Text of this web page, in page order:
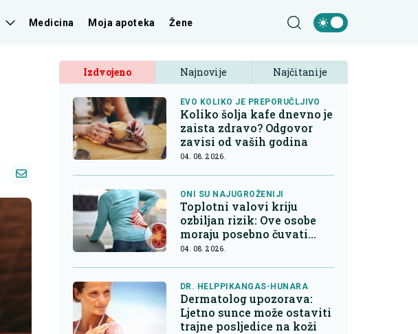
Medicina Moja apoteka Žene
Izdvojeno Najnovije Najčitanije
EVO KOLIKO JE PREPORUČLJIVO
Koliko šolja kafe dnevno je
zaista zdravo? Odgovor
zavisi od vaših godina
04. 08. 2026.
ONI SU NAJUGROŽENIJI
Toplotni valovi kriju
ozbiljan rizik: Ove osobe
moraju posebno čuvati
bubrege
04. 08. 2026.
DR. HELPPIKANGAS-HUNARA
Dermatolog upozorava:
Ljetno sunce može ostaviti
trajne posljedice na koži